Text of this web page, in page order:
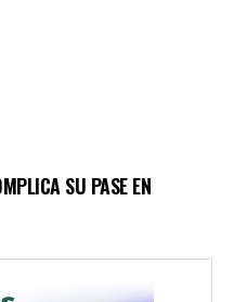
SU PASE EN